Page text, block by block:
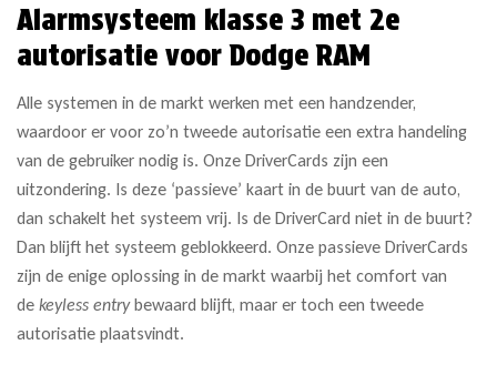
Alarmsysteem klasse 3 met 2e
autorisatie voor Dodge RAM
Alle systemen in de markt werken met een handzender,
waardoor er voor zo’n tweede autorisatie een extra handeling
van de gebruiker nodig is. Onze DriverCards zijn een
uitzondering. Is deze ‘passieve’ kaart in de buurt van de auto,
dan schakelt het systeem vrij. Is de DriverCard niet in de buurt?
Dan blijft het systeem geblokkeerd. Onze passieve DriverCards
zijn de enige oplossing in de markt waarbij het comfort van
de keyless entrybewaard blijft, maar er toch een tweede
autorisatie plaatsvindt.